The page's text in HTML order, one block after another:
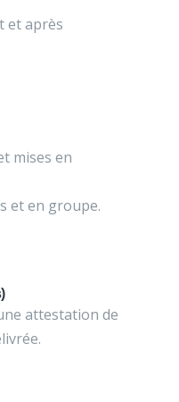
et après
mises en
et en groupe.
attestation de